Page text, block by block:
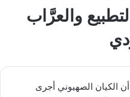
والعرَّاب
الكيان الصهيوني أجرى